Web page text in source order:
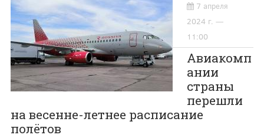
7 апреля
2024 г. —
11:00
Авиакомп
ании
страны
перешли
на весенне-летнее расписание
полётов